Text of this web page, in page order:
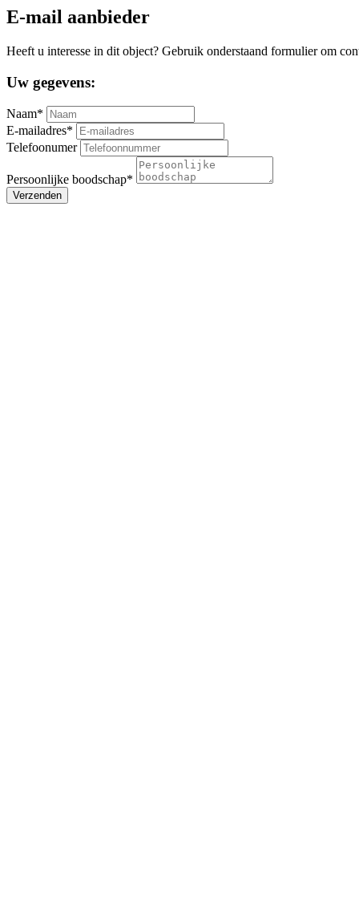
E-mail aanbieder
Heeft u interesse in dit object? Gebruik onderstaand formulier om
Uw gegevens:
Naam*
E-mailadres*
Telefoonumer
Persoonlijke boodschap*
Verzenden